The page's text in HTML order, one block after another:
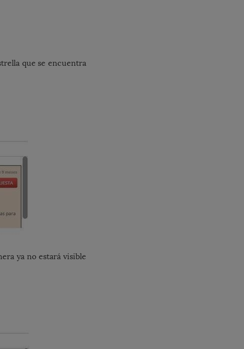
que se encuentra
ya no estará visible